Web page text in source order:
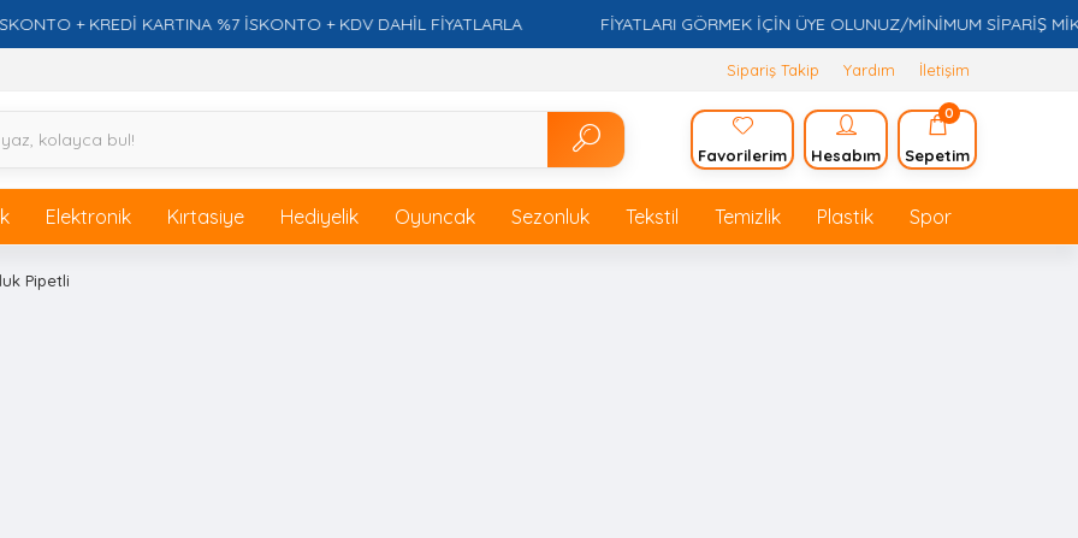
+ KREDİ KARTINA %7 İSKONTO + KDV DAHİL FİYATLARLA FİYATLARI GÖRMEK İÇİN ÜYE OLUNUZ/MİNİMUM SİPARİŞ
Sipariş Takip Yardım İletişim
Favorilerim Hesabım
0
Sepetim
Elektronik Kırtasiye Hediyelik Oyuncak Sezonluk Tekstil Temizlik Plastik Spor
Pipetli